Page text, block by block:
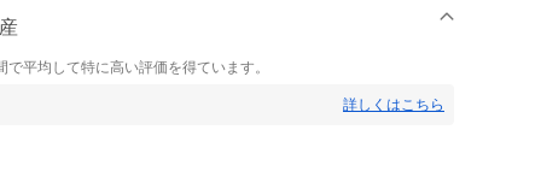
平均して特に高い評価を得ています。
詳しくはこちら